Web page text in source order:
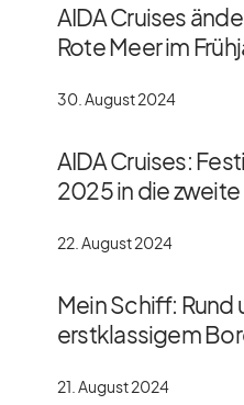
AIDA Cruises
Rote Meer im
30. August 2024
AIDA Cruises:
2025 in die zweite
22. August 2024
Mein Schiff: Rund
erstklassigem
21. August 2024